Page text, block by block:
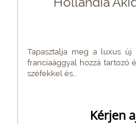
Tapasztalja meg a luxus új
franciaággyal hozzá tartozó
széfekkel és...
Kérjen